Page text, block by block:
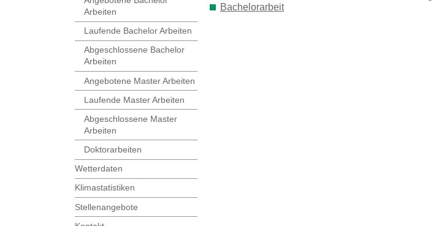
Arbeiten
Laufende Bachelor Arbeiten
Abgeschlossene Bachelor
Arbeiten
Angebotene Master Arbeiten
Laufende Master Arbeiten
Abgeschlossene Master
Arbeiten
Doktorarbeiten
Wetterdaten
Klimastatistiken
Stellenangebote
Bachelorarbeit